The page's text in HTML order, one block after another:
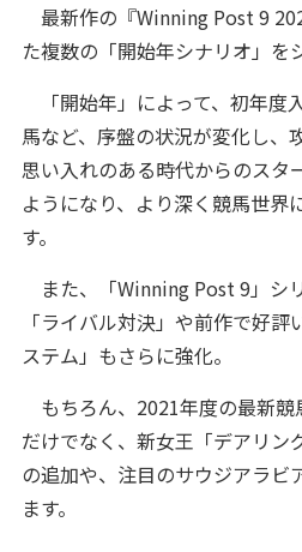
最新作の『Winning Post 9
た複数の「開始年シナリオ」を
「開始年」によって、初年度
馬など、序盤の状況が変化し、
思い入れのある時代からのスタ
ようになり、より深く競馬世界
す。
また、「Winning Post 9」シ
「ライバル対決」や前作で好
ステム」もさらに強化。
もちろん、2021年度の最新競
だけでなく、新女王「デアリン
の追加や、注目のサウジアラビ
ます。